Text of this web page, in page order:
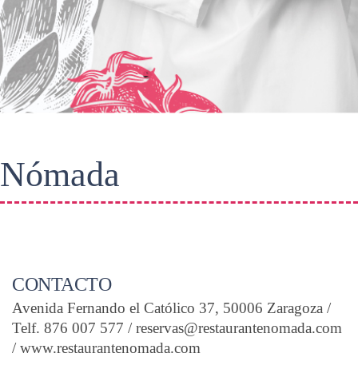
Nómada
CONTACTO
Avenida Fernando el Católico 37, 50006 Zaragoza /
Telf. 876 007 577 / reservas@restaurantenomada.com
/ www.restaurantenomada.com